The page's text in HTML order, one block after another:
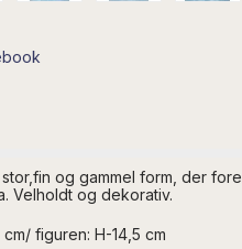
og gammel form, der
Velholdt og dekorativ.
figuren: H-14,5 cm